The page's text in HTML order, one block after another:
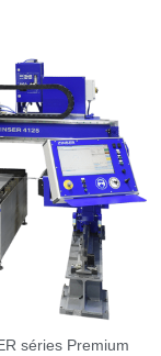
séries Premium